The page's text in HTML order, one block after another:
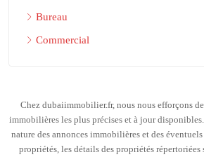
Bureau
Commercial
Chez dubaiimmobilier.fr, nous nous efforçons
immobilières les plus précises et à jour
nature des annonces immobilières et des
propriétés, les détails des propriétés